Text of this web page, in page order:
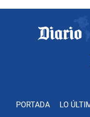
PORTADA LO